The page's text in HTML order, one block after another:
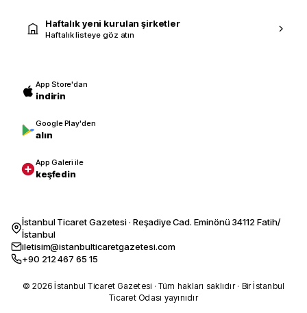
Haftalık yeni kurulan şirketler
Haftalık listeye göz atın
App Store'dan
indirin
Google Play'den
alın
App Galeri ile
keşfedin
İstanbul Ticaret Gazetesi · Reşadiye Cad. Eminönü 34112 Fatih/
İstanbul
iletisim@istanbulticaretgazetesi.com
+90 212 467 65 15
© 2026 İstanbul Ticaret Gazetesi · Tüm hakları saklıdır · Bir İstanbul
Ticaret Odası yayınıdır